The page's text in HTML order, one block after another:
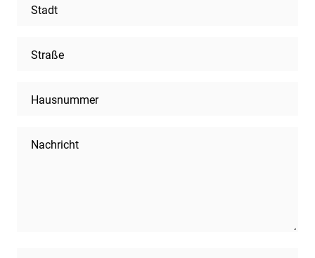
Stadt
Straße
Hausnummer
Nachricht